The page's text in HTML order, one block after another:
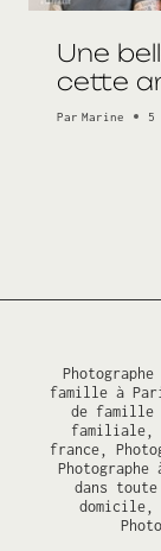
Une
cette
Par Marine 5
famille à
de famille
familiale,
france,
dans
domicile,